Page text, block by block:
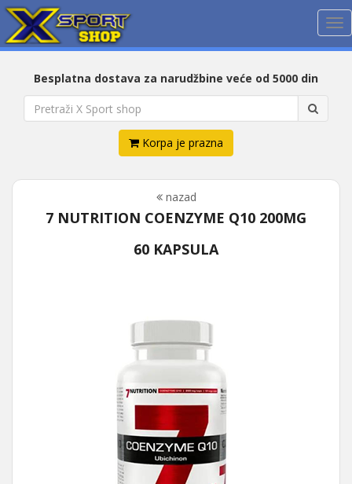
Besplatna dostava za narudžbine veće od 5000 din
Korpa je prazna
nazad
7 NUTRITION COENZYME Q10 200MG
60 KAPSULA